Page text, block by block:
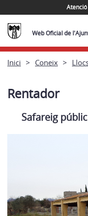
Web Oficial de
Inici Coneix
Rentador
Safareig